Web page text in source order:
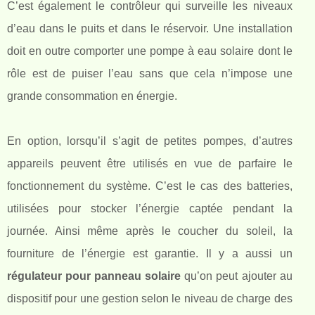
C’est également le contrôleur qui surveille les niveaux
d’eau dans le puits et dans le réservoir. Une installation
doit en outre comporter une pompe à eau solaire dont le
rôle est de puiser l’eau sans que cela n’impose une
grande consommation en énergie.
En option, lorsqu’il s’agit de petites pompes, d’autres
appareils peuvent être utilisés en vue de parfaire le
fonctionnement du système. C’est le cas des batteries,
utilisées pour stocker l’énergie captée pendant la
journée. Ainsi même après le coucher du soleil, la
fourniture de l’énergie est garantie. Il y a aussi un
régulateur pour panneau solaire qu’on peut ajouter au
dispositif pour une gestion selon le niveau de charge des